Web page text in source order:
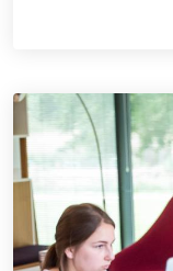
Immagine